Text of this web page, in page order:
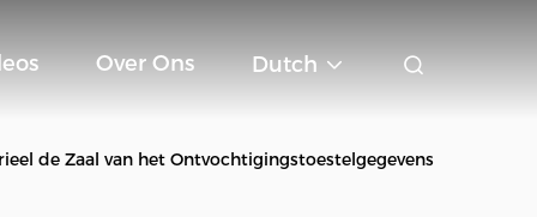
Over Ons Dutch
de Zaal van het Ontvochtigingstoestelgegevens